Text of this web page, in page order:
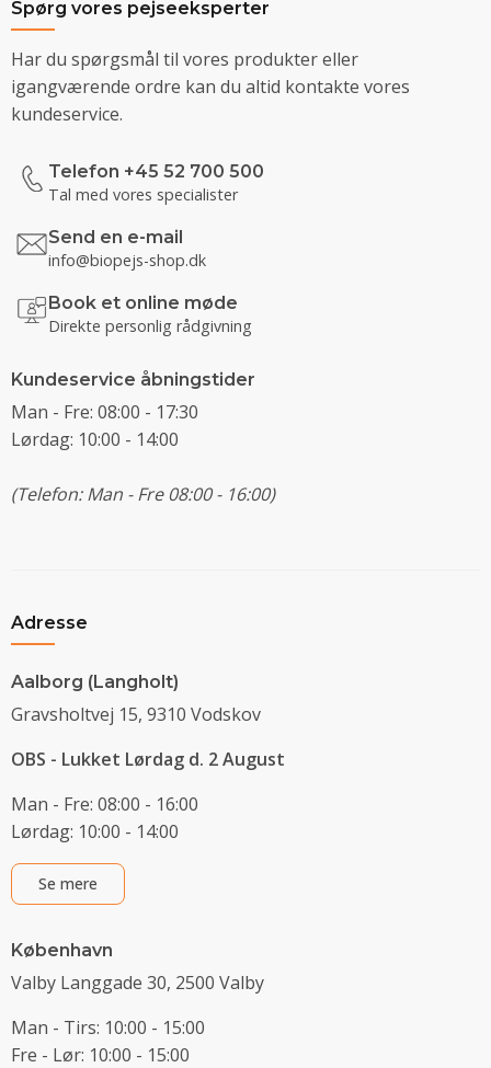
Spørg vores pejseeksperter
Har du spørgsmål til vores produkter eller
igangværende ordre kan du altid kontakte vores
kundeservice.
Telefon +45 52 700 500
Tal med vores specialister
Send en e-mail
info@biopejs-shop.dk
Book et online møde
Direkte personlig rådgivning
Kundeservice åbningstider
Man - Fre: 08:00 - 17:30
Lørdag: 10:00 - 14:00
(Telefon: Man - Fre 08:00 - 16:00)
Adresse
Aalborg (Langholt)
Gravsholtvej 15, 9310 Vodskov
OBS - Lukket Lørdag d. 2 August
Man - Fre: 08:00 - 16:00
Lørdag: 10:00 - 14:00
Se mere
København
Valby Langgade 30, 2500 Valby
Man - Tirs: 10:00 - 15:00
Fre - Lør: 10:00 - 15:00